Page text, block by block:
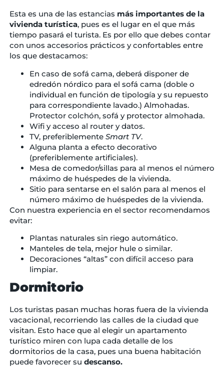
Esta es una de las estancias más importantes de la
vivienda turística, pues es el lugar en el que más
tiempo pasará el turista. Es por ello que debes contar
con unos accesorios prácticos y confortables entre
los que destacamos:
En caso de sofá cama, deberá disponer de
edredón nórdico para el sofá cama (doble o
individual en función de tipología y su repuesto
para correspondiente lavado.) Almohadas.
Protector colchón, sofá y protector almohada.
Wifi y acceso al router y datos.
TV, preferiblemente Smart TV.
Alguna planta a efecto decorativo
(preferiblemente artificiales).
Mesa de comedor/sillas para al menos el número
máximo de huéspedes de la vivienda.
Sitio para sentarse en el salón para al menos el
número máximo de huéspedes de la vivienda.
Con nuestra experiencia en el sector recomendamos
evitar:
Plantas naturales sin riego automático.
Manteles de tela, mejor hule o similar.
Decoraciones “altas” con difícil acceso para
limpiar.
Dormitorio
Los turistas pasan muchas horas fuera de la vivienda
vacacional, recorriendo las calles de la ciudad que
visitan. Esto hace que al elegir un apartamento
turístico miren con lupa cada detalle de los
dormitorios de la casa, pues una buena habitación
puede favorecer su descanso.